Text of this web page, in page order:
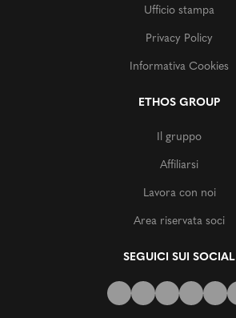
Ufficio stampa
Privacy Policy
Informativa Cookies
ETHOS GROUP
Il gruppo
Affiliarsi
Lavora con noi
Area riservata soci
SEGUICI SUI SOCIAL